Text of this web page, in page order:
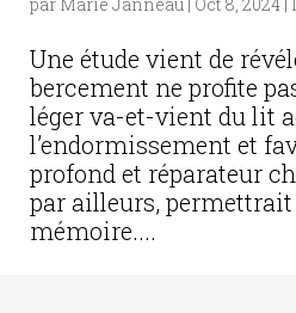
Une étude vient de
bercement ne profite
léger va-et-vient du lit
l’endormissement et
profond et réparateur
par ailleurs,
mémoire....